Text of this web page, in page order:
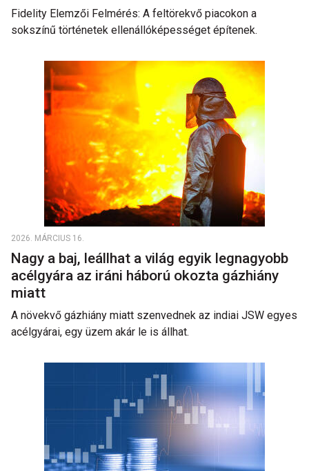
Fidelity Elemzői Felmérés: A feltörekvő piacokon a
sokszínű történetek ellenállóképességet építenek.
2026. MÁRCIUS 16.
Nagy a baj, leállhat a világ egyik legnagyobb
acélgyára az iráni háború okozta gázhiány
miatt
A növekvő gázhiány miatt szenvednek az indiai JSW egyes
acélgyárai, egy üzem akár le is állhat.